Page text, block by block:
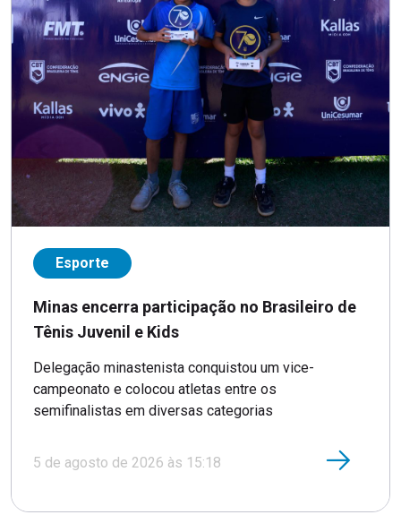
Esporte
Minas encerra participação no Brasileiro de
Tênis Juvenil e Kids
Delegação minastenista conquistou um vice-
campeonato e colocou atletas entre os
semifinalistas em diversas categorias
5 de agosto de 2026 às 15:18